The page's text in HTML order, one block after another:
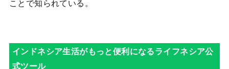
ことで知られている。